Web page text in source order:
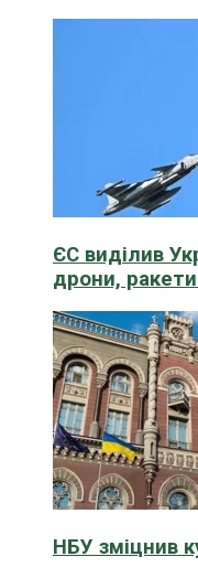
ЄС виділив
дрони,
НБУ зміцнив